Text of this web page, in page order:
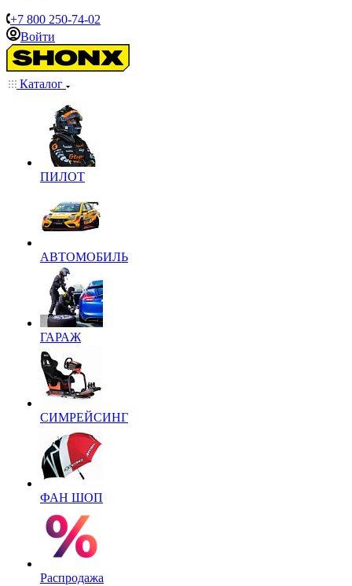
+7 800 250-74-02
Войти
Каталог
ПИЛОТ
АВТОМОБИЛЬ
ГАРАЖ
СИМРЕЙСИНГ
ФАН ШОП
Распродажа